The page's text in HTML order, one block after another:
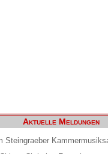
Aktuelle Meldungen
Steingraeber